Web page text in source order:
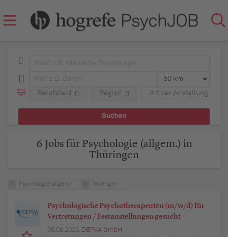
Berufsfeld Art der Anstellung
Region
6 Jobs für Psychologie (allgem.) in
Thüringen
Psychologie (allgem.) Thüringen
Psychologische Psychotherapeuten (m/w/d) für
Vertretungen / Festanstellungen gesucht
06.08.2026, DEPVA GmbH